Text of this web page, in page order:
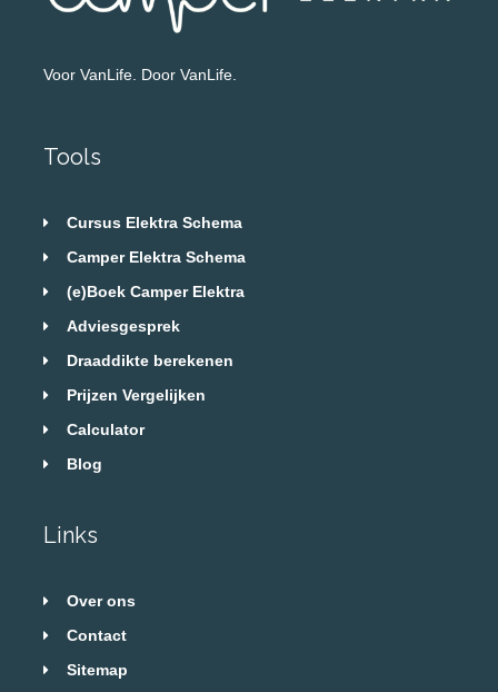
Voor VanLife. Door VanLife.
Tools
Cursus Elektra Schema
Camper Elektra Schema
(e)Boek Camper Elektra
Adviesgesprek
Draaddikte berekenen
Prijzen Vergelijken
Calculator
Blog
Links
Over ons
Contact
Sitemap